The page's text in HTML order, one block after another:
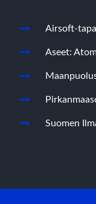
Airsoft-
Aseet:
Suomen